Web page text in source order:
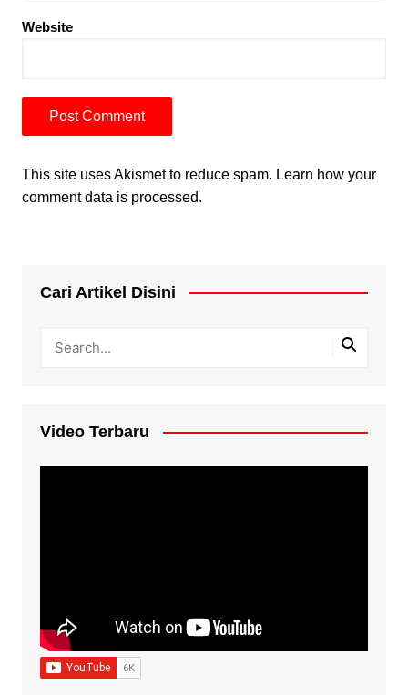
Website
This site uses Akismet to reduce spam. Learn how your
comment data is processed.
Cari Artikel Disini
Video Terbaru